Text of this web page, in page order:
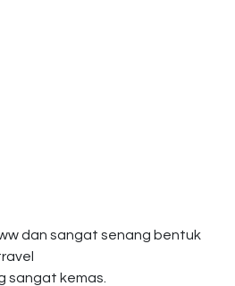
dan sangat senang bentuk
sangat kemas.